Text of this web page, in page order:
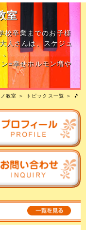
室
校卒業までのお子様
人さんは、スケジュ
。
=幸せホルモン増や
教室 ＞ トピックス一覧
＞ 🎵